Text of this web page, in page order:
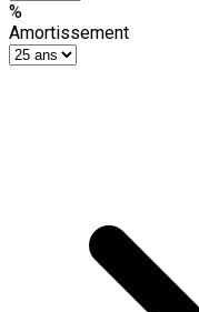
%
Amortissement